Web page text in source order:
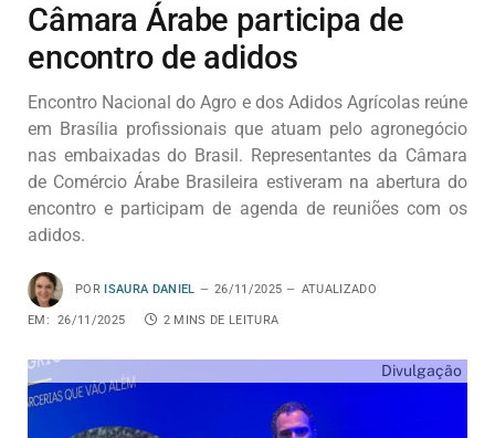
Câmara Árabe participa de
encontro de adidos
Encontro Nacional do Agro e dos Adidos Agrícolas reúne
em Brasília profissionais que atuam pelo agronegócio
nas embaixadas do Brasil. Representantes da Câmara
de Comércio Árabe Brasileira estiveram na abertura do
encontro e participam de agenda de reuniões com os
adidos.
POR ISAURA DANIEL 26/11/2025 ATUALIZADO
EM: 26/11/2025 2 MINS DE LEITURA
Divulgação